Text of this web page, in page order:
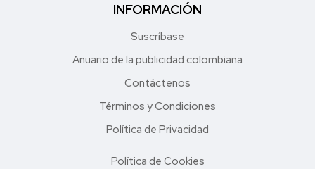
INFORMACIÓN
Suscríbase
Anuario de la publicidad colombiana
Contáctenos
Términos y Condiciones
Política de Privacidad
Política de Cookies